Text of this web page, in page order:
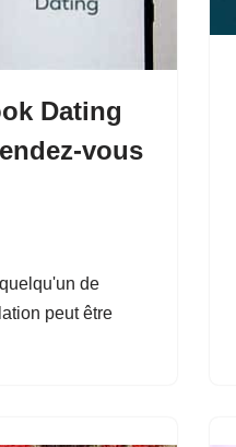
Dating
vous
de
peut être